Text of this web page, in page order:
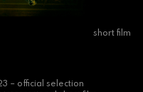
short film
– official selection